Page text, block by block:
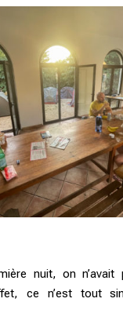
nuit, on n’avait
ce n’est tout